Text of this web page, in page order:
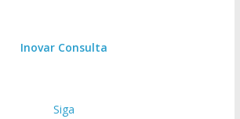
Inovar Consulta
Siga